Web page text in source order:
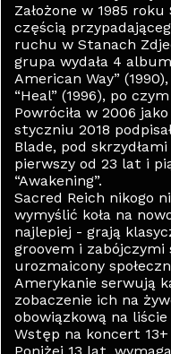
Założone w 1985
częścią
ruchu w Stanach
grupa wydała 4
American Way”
“Heal” (1996), po
Powróciła w 2006
styczniu 2018
Blade, pod
pierwszy od 23 lat i
“Awakening”.
Sacred Reich nikogo
wymyślić koła na
najlepiej - grają
groovem i
urozmaicony
Amerykanie serwują
zobaczenie ich na
obowiązkową na
Wstęp na koncert